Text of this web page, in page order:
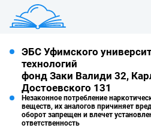
ЭБС Уфимского
технологий
фонд Заки Валиди 32,
Достоевского 131
Незаконное потребление
веществ, их аналогов причиняет
оборот запрещен и влечет
ответственность